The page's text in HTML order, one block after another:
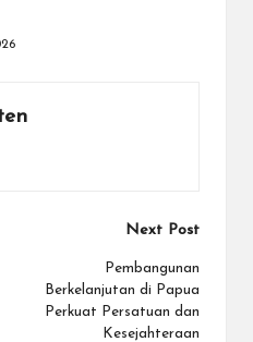
Next Post
Pembangunan
Berkelanjutan di Papua
Perkuat Persatuan dan
Kesejahteraan